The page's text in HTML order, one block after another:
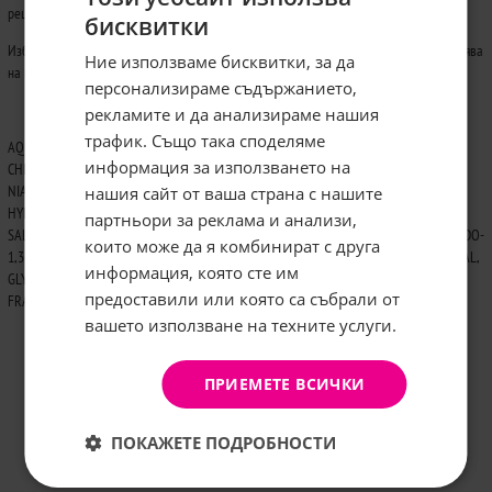
рециклируема, с изключение на използваните бои.
Изберете L'Oreal Paris Elseve Full Resist за здрава, силна и красива коса, която устоява
на предизвикателствата на ежедневието.
AQUA / WATER, SODIUM LAURETH SULFATE, DIMETHICONE, COCO-BETAINE, SODIUM
CHLORIDE, GLYCOL DISTEARATE, GUAR HYDROXYPROPYLTRIMONIUM CHLORIDE,
NIACINAMIDE, COCAMIDE MIPA, SODIUM BENZOATE, HYDROXYPROPYLTRIMONIUM
HYDROLYZED WHEAT PROTEIN, SODIUM HYDROXIDE, PHENOXYETHANOL, ARGININE,
SALICYLIC ACID, LIMONENE, FUMARIC ACID, LINALOOL, BENZYL ALCOHOL, 2-OLEAMIDO-
1,3-OCTADECANEDIOL, CARBOMER, CITRIC ACID, HEXYLENE GLYCOL, HEXYL CINNAMAL,
GLYCERYL LINOLEATE, GLYCERYL OLEATE, GLYCERYL LINOLENATE PARFUM /
FRAGRANCE. (F.I.L. C202663/1).
бисквитки
Ние използваме бисквитки, за да
персонализираме съдържанието,
рекламите и да анализираме нашия
трафик. Също така споделяме
информация за използването на
нашия сайт от ваша страна с нашите
партньори за реклама и анализи,
които може да я комбинират с друга
информация, която сте им
предоставили или която са събрали от
вашето използване на техните услуги.
ПРИЕМЕТЕ ВСИЧКИ
ПОКАЖЕТЕ ПОДРОБНОСТИ
Абонирайте се за бюлетина и
грабнете-5%отстъпка!
АБОНИРАНЕ
Не, благодаря